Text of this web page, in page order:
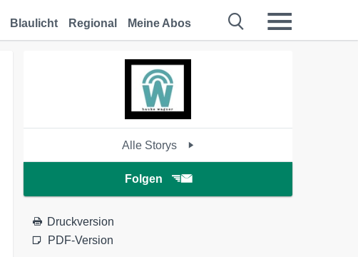
Blaulicht Regional Meine Abos
Alle Storys
Folgen
Druckversion
PDF-Version